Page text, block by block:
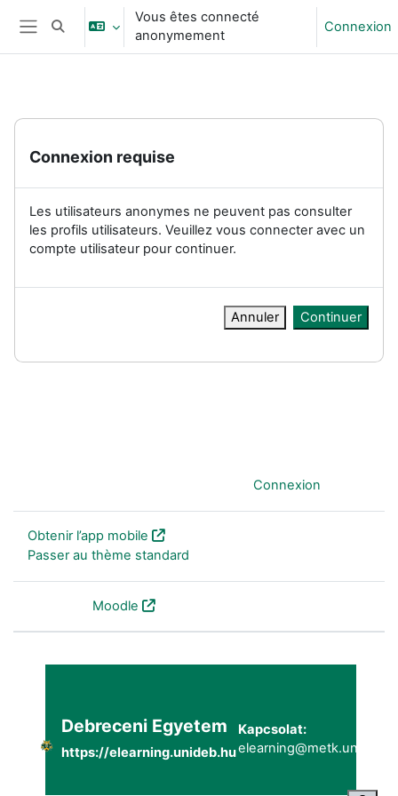
Passer au contenu principal
Panneau latéral
Activer/désactiver la saisie de recherche
Vous êtes connecté
anonymement
Connexion
Connexion requise
Les utilisateurs anonymes ne peuvent pas consulter
les profils utilisateurs. Veuillez vous connecter avec un
compte utilisateur pour continuer.
Annuler Continuer
Connexion
Obtenir l’app mobile
Passer au thème standard
Moodle
Debreceni Egyetem
https://elearning.unideb.hu
Kapcsolat: